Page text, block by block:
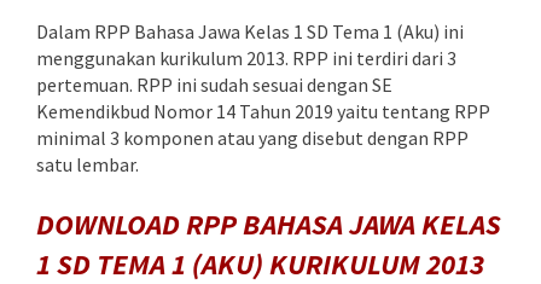
Dalam RPP Bahasa Jawa Kelas 1 SD Tema 1 (Aku) ini
menggunakan kurikulum 2013. RPP ini terdiri dari 3
pertemuan. RPP ini sudah sesuai dengan SE
Kemendikbud Nomor 14 Tahun 2019 yaitu tentang RPP
minimal 3 komponen atau yang disebut dengan RPP
satu lembar.
DOWNLOAD RPP BAHASA JAWA KELAS
1 SD TEMA 1 (AKU) KURIKULUM 2013